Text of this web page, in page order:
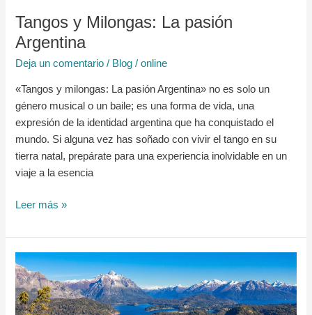
Tangos y Milongas: La pasión
Argentina
Deja un comentario / Blog /online
«Tangos y milongas: La pasión Argentina» no es solo un
género musical o un baile; es una forma de vida, una
expresión de la identidad argentina que ha conquistado el
mundo. Si alguna vez has soñado con vivir el tango en su
tierra natal, prepárate para una experiencia inolvidable en un
viaje a la esencia
Leer más »
Qué
hacer
en
Bariloche